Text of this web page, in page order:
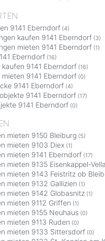
9141 Eberndorf (4)
kaufen 9141 Eberndorf (3)
mieten 9141 Eberndorf (1)
Eberndorf (16)
kaufen 9141 Eberndorf (16)
mieten 9141 Eberndorf (0)
9141 Eberndorf (4)
9141 Eberndorf (17)
9141 Eberndorf (0)
mieten 9150 Bleiburg (5)
mieten 9103 Diex (1)
mieten 9141 Eberndorf (17)
mieten 9135 Eisenkappel-
mieten 9143 Feistritz ob
mieten 9132 Gallizien (1)
mieten 9142 Globasnitz (1)
mieten 9112 Griffen (1)
mieten 9155 Neuhaus (0)
mieten 9113 Ruden (0)
mieten 9133 Sittersdorf (0)